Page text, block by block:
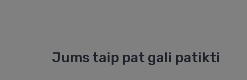
Jums taip pat gali patikti